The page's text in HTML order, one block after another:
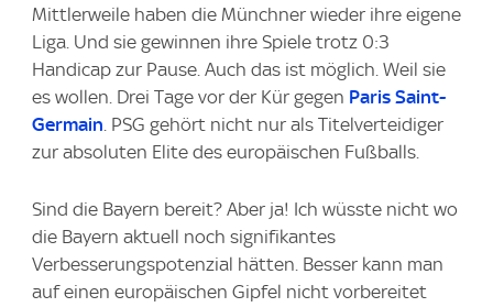
Mittlerweile haben die Münchner wieder ihre eigene
Liga. Und sie gewinnen ihre Spiele trotz 0:3
Handicap zur Pause. Auch das ist möglich. Weil sie
es wollen. Drei Tage vor der Kür gegen Paris Saint-
Germain. PSG gehört nicht nur als Titelverteidiger
zur absoluten Elite des europäischen Fußballs.
Sind die Bayern bereit? Aber ja! Ich wüsste nicht wo
die Bayern aktuell noch signifikantes
Verbesserungspotenzial hätten. Besser kann man
auf einen europäischen Gipfel nicht vorbereitet